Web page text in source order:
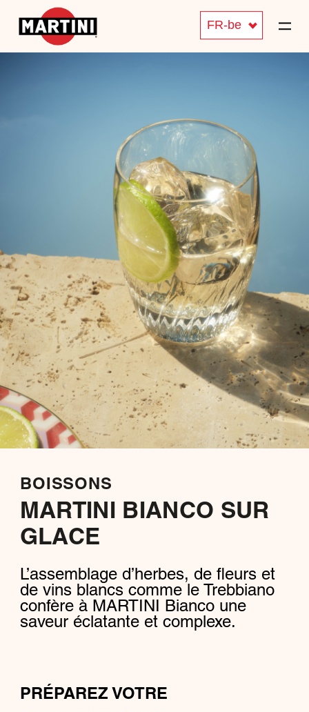
FR-be
BOISSONS
MARTINI BIANCO SUR
GLACE
L’assemblage d’herbes, de fleurs et
de vins blancs comme le Trebbiano
confère à MARTINI Bianco une
saveur éclatante et complexe.
PRÉPAREZ VOTRE